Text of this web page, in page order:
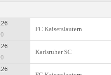
FC Kaiserslautern
Karlsruher SC